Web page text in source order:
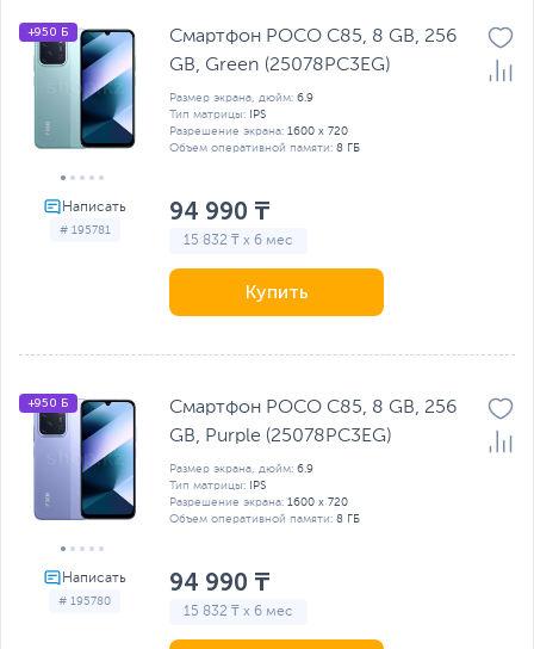
# 195781
+950 Б
Смартфон POCO C85, 8 GB, 256
GB, Green (25078PC3EG)
Размер экрана, дюйм: 6.9
Тип матрицы:
IPS
Разрешение экрана: 1600 x 720
Объем оперативной памяти: 8 ГБ
94 990 ₸
15 832 ₸ x 6 мес
Купить
# 195780
+950 Б
Смартфон POCO C85, 8 GB, 256
GB, Purple (25078PC3EG)
Размер экрана, дюйм: 6.9
Тип матрицы:
IPS
Разрешение экрана: 1600 x 720
Объем оперативной памяти: 8 ГБ
94 990 ₸
15 832 ₸ x 6 мес